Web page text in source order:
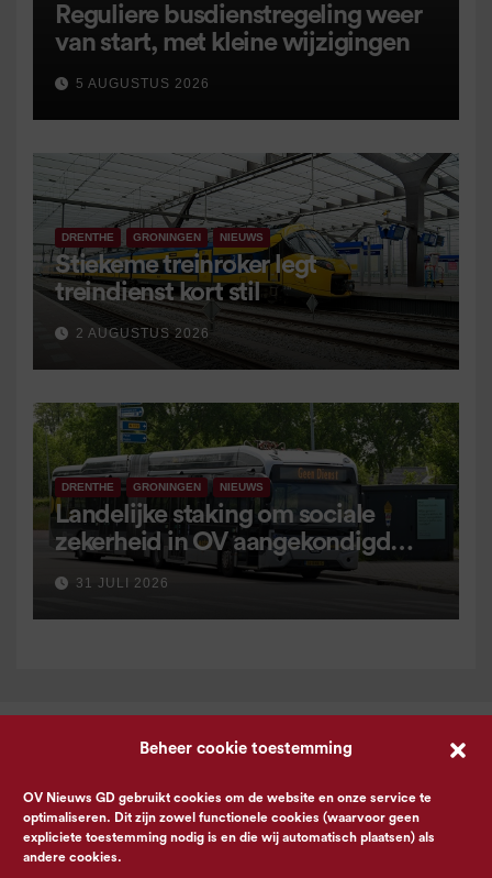
Beheer cookie toestemming
OV Nieuws GD gebruikt cookies om de website en onze service te
optimaliseren. Dit zijn zowel functionele cookies (waarvoor geen
expliciete toestemming nodig is en die wij automatisch plaatsen) als
andere cookies.
Reguliere busdienstregeling weer
van start, met kleine wijzigingen
5 AUGUSTUS 2026
DRENTHE GRONINGEN NIEUWS
Stiekeme treinroker legt
treindienst kort stil
2 AUGUSTUS 2026
DRENTHE GRONINGEN NIEUWS
Landelijke staking om sociale
zekerheid in OV aangekondigd
voor 9 september
31 JULI 2026